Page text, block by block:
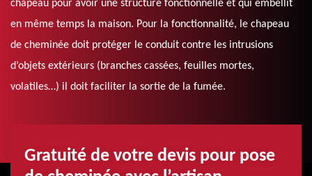
chapeau pour avoir une structure fonctionnelle et qui embellit
en même temps la maison. Pour la fonctionnalité, le chapeau
de cheminée doit protéger le conduit contre les intrusions
d’objets extérieurs (branches cassées, feuilles mortes,
volatiles…) il doit faciliter la sortie de la fumée.
Gratuité de votre devis pour pose